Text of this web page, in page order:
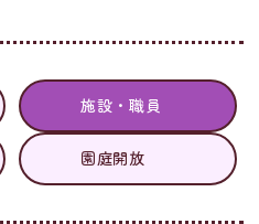
施設・職員
園庭開放